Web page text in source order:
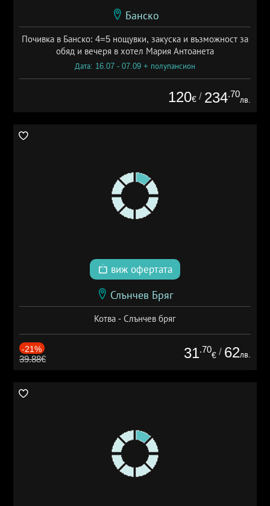
Банско
Почивка в Банско: 4=5 нощувки, закуска и възможност за
обяд и вечеря в хотел Мария Антоанета
Дата: 16.07 - 07.09 + полупансион
120€ / 234.70
лв.
виж офертата
Слънчев Бряг
Котва - Слънчев бряг
-21%
39.88€ 31.70
€ / 62лв.